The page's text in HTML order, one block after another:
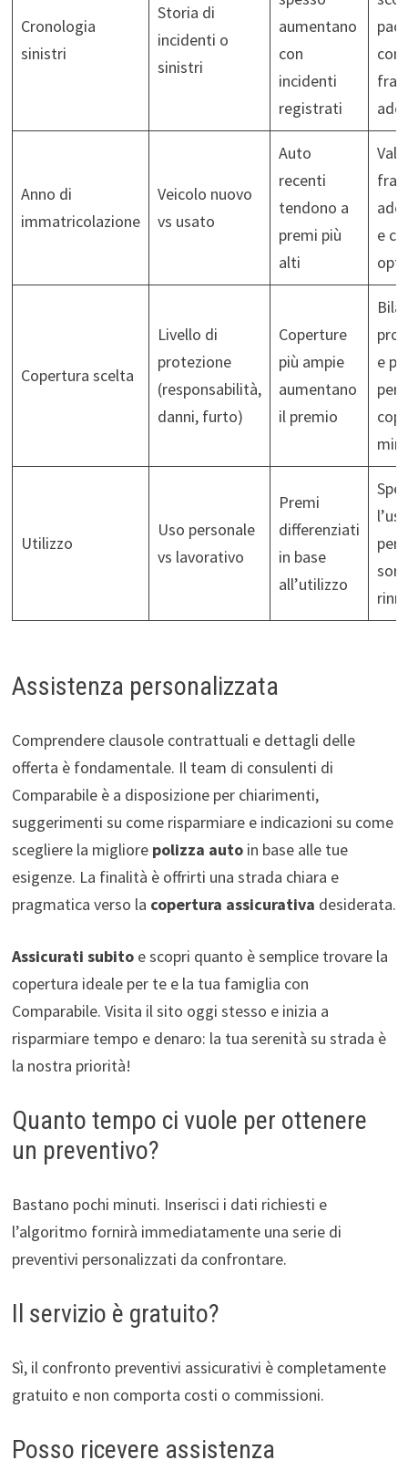
Cronologia
sinistri
Storia di
incidenti o
sinistri
aumentano
con
incidenti
registrati
con
Anno di
immatricolazione
Veicolo nuovo
vs usato
Auto
recenti
tendono a
premi più
alti
e
Copertura scelta
Livello di
protezione
(responsabilità,
danni, furto)
Coperture
più ampie
aumentano
il premio
e
per
Utilizzo
Uso personale
vs lavorativo
Premi
differenziati
in base
all’utilizzo
per
Assistenza personalizzata
Comprendere clausole contrattuali e dettagli delle
offerta è fondamentale. Il team di consulenti di
Comparabile è a disposizione per chiarimenti,
suggerimenti su come risparmiare e indicazioni su come
scegliere la migliore polizza autoin base alle tue
esigenze. La finalità è offrirti una strada chiara e
pragmatica verso la copertura assicurativa desiderata.
Assicurati subitoe scopri quanto è semplice trovare la
copertura ideale per te e la tua famiglia con
Comparabile. Visita il sito oggi stesso e inizia a
risparmiare tempo e denaro: la tua serenità su strada è
la nostra priorità!
Quanto tempo ci vuole per ottenere
un preventivo?
Bastano pochi minuti. Inserisci i dati richiesti e
l’algoritmo fornirà immediatamente una serie di
preventivi personalizzati da confrontare.
Il servizio è gratuito?
Sì, il confronto preventivi assicurativi è completamente
gratuito e non comporta costi o commissioni.
Posso ricevere assistenza